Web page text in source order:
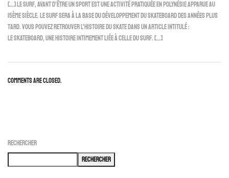
Rechercher
Rechercher
[…] Le surf, avant d’être un sport est une activité pratiquée en Polynésie apparue au
15ème siècle. Le surf sera à la base du développement du skateboard des années plus
tard. Vous pouvez retrouver l’histoire du skate dans un article intitulé :
le skateboard, une histoire intimement liée à celle du surf. […]
Comments are closed.